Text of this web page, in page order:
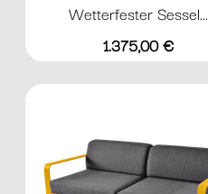
Wetterfester Sessel...
Preis
1.375,00 €